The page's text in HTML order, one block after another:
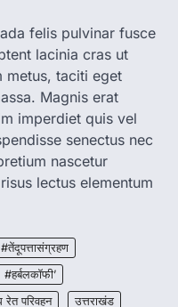
August 7, 2026
दिवस भारत सरकार द्वारा
के लिए वर्ष…
साय के नेतृत्व में
उपलब्धि
की आय…
felis pulvinar fusce
lacinia cras ut
metus, taciti eget
Magnis erat
imperdiet quis vel
senectus nec
nascetur
lectus elementum
#तेंदूपत्तासंग्रहण
#हर्बलकॉफी’
परिवहन उत्तराखंड